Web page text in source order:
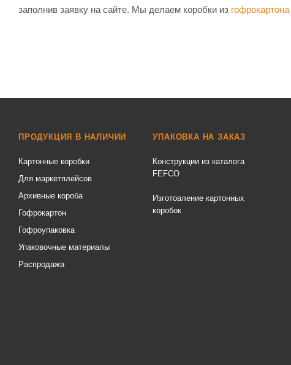
заполнив заявку на сайте. Мы делаем коробки из гофрокартона
ПРОДУКЦИЯ В НАЛИЧИИ
Картонные коробки
Для маркетплейсов
Архивные короба
Гофрокартон
Гофроупаковка
Упаковочные материалы
Распродажа
УПАКОВКА НА ЗАКАЗ
Конструкции из каталога
FEFCO
Изготовление картонных
коробок